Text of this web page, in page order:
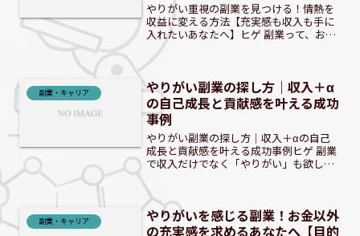
やりがい重視の副業を見つける！情熱を
収益に変える方法【充実感も収入も手に
入れたいあなたへ】ヒゲ 副業って、お金
のためだけじゃないんだぜ？ 「副業」と
聞くと、多くの人は収入アップを目的と
る金銭的な報酬だけで...
副業・キャリア
やりがい副業の探し方｜収入＋α
の自己成長と貢献感を叶える成功
事例
やりがい副業の探し方｜収入＋αの自己
成長と貢献感を叶える成功事例ヒゲ 副業
で収入だけでなく「やりがい」も欲しい
「やりがい」を求めるあなたへ：副業が
もたらす新たな価値本業で安定した収入
を得ていても、「もっ...
副業・キャリア
やりがいを感じる副業！お金以外
の充実感を求めるあなたへ【目的